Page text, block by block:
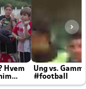
Hvem
Ung vs.
#football